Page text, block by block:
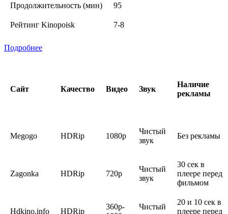
Продолжительность (мин) 95
Рейтинг Kinopoisk 7-8
Подробнее
Сайт Качество Видео Звук
Наличие
рекламы
Megogo HDRip 1080p
Чистый
звук
Без рекламы
Zagonka HDRip 720p
Чистый
звук
30 сек в
плеере перед
фильмом
Hdkino.info HDRip
360p-
Чистый
20 и 10 сек в
плеере перед